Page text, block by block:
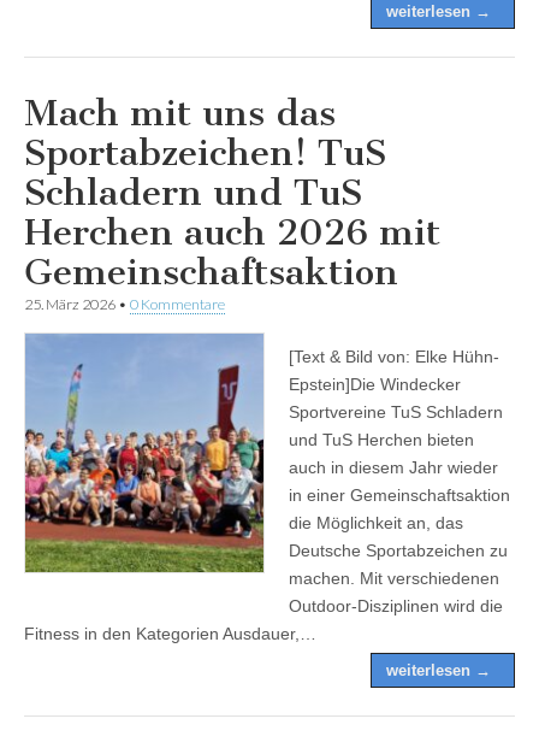
weiterlesen →
Mach mit uns das
Sportabzeichen! TuS
Schladern und TuS
Herchen auch 2026 mit
Gemeinschaftsaktion
25. März 2026 • 0 Kommentare
[Text & Bild von: Elke Hühn-
Epstein]Die Windecker
Sportvereine TuS Schladern
und TuS Herchen bieten
auch in diesem Jahr wieder
in einer Gemeinschaftsaktion
die Möglichkeit an, das
Deutsche Sportabzeichen zu
machen. Mit verschiedenen
Outdoor-Disziplinen wird die
Fitness in den Kategorien Ausdauer,…
weiterlesen →